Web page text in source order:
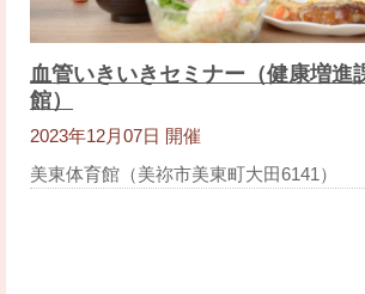
血管いきいきセミナー（健康増進
館）
2023年12月07日 開催
美東体育館（美祢市美東町大田6141）